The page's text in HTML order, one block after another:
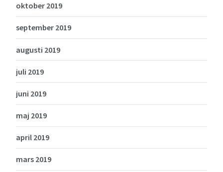
oktober 2019
september 2019
augusti 2019
juli 2019
juni 2019
maj 2019
april 2019
mars 2019